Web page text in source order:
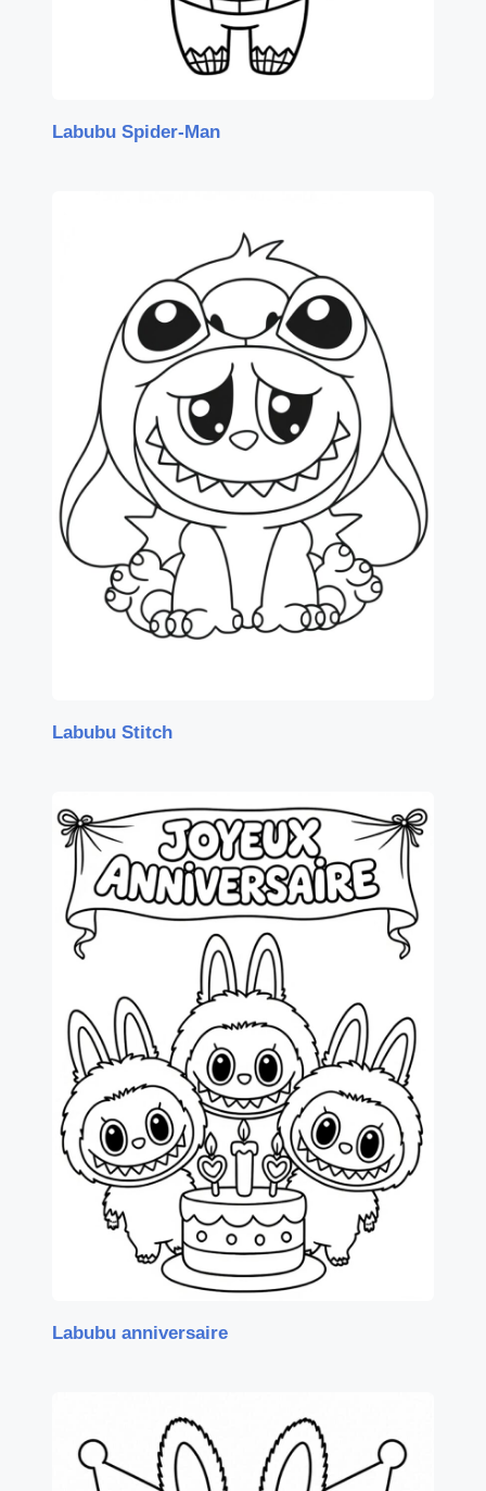
Labubu Spider-Man
Labubu Stitch
Labubu anniversaire